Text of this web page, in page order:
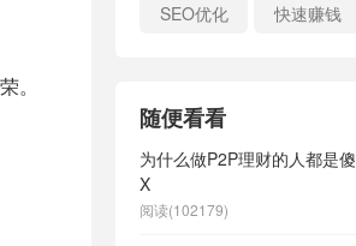
。
SEO优化
快速赚钱
随便看看
为什么做P2P理财的人都是傻
X
阅读(102179)